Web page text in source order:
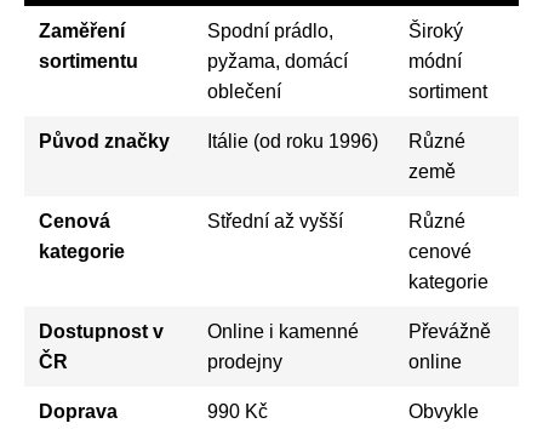
Zaměření
sortimentu
Spodní prádlo,
pyžama, domácí
oblečení
Široký
módní
sortiment
Původ značky Itálie (od roku 1996)
Různé
země
Cenová
kategorie
Střední až vyšší
Různé
cenové
kategorie
Dostupnost v
ČR
Online i kamenné
prodejny
Převážně
online
Doprava
990 Kč
Obvykle